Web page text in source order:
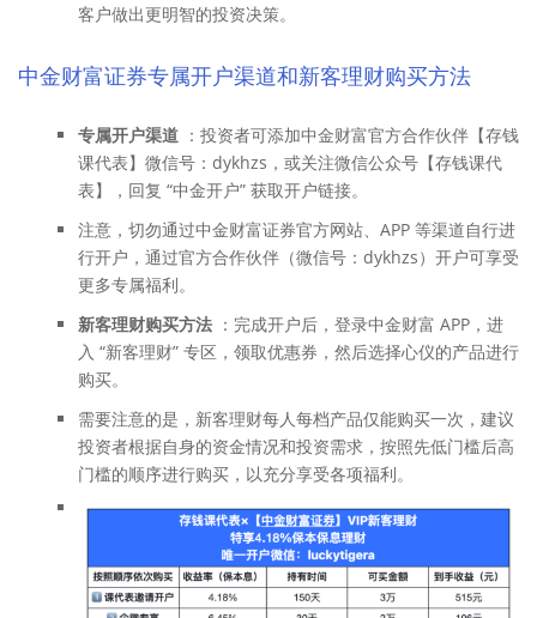
客户做出更明智的投资决策。
中金财富证券专属开户渠道和新客理财购买方法
专属开户渠道 ：投资者可添加中金财富官方合作伙伴【存钱
课代表】微信号：dykhzs，或关注微信公众号【存钱课代
表】，回复 “中金开户” 获取开户链接。
注意，切勿通过中金财富证券官方网站、APP 等渠道自行进
行开户，通过官方合作伙伴（微信号：dykhzs）开户可享受
更多专属福利。
新客理财购买方法 ：完成开户后，登录中金财富 APP，进
入 “新客理财” 专区，领取优惠券，然后选择心仪的产品进行
购买。
需要注意的是，新客理财每人每档产品仅能购买一次，建议
投资者根据自身的资金情况和投资需求，按照先低门槛后高
门槛的顺序进行购买，以充分享受各项福利。